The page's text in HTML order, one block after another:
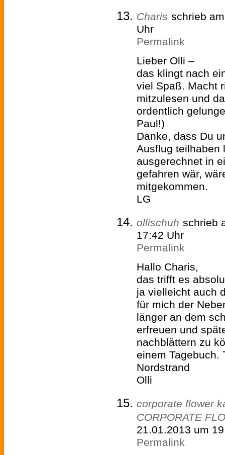
Charis schrieb
Uhr
Permalink
Lieber Olli –
das klingt nach
viel Spaß. Macht
mitzulesen und
ordentlich
Paul!)
Danke, dass Du
Ausflug teilhaben
ausgerechnet in
gefahren wär,
mitgekommen.
LG
ollischuh schrieb
17:42 Uhr
Permalink
Hallo Charis,
das trifft es
ja vielleicht auch
für mich der
länger an dem
erfreuen und
nachblättern zu
einem Tagebuch.
Nordstrand
Olli
corporate flower
CORPORATE
21.01.2013 um
Permalink